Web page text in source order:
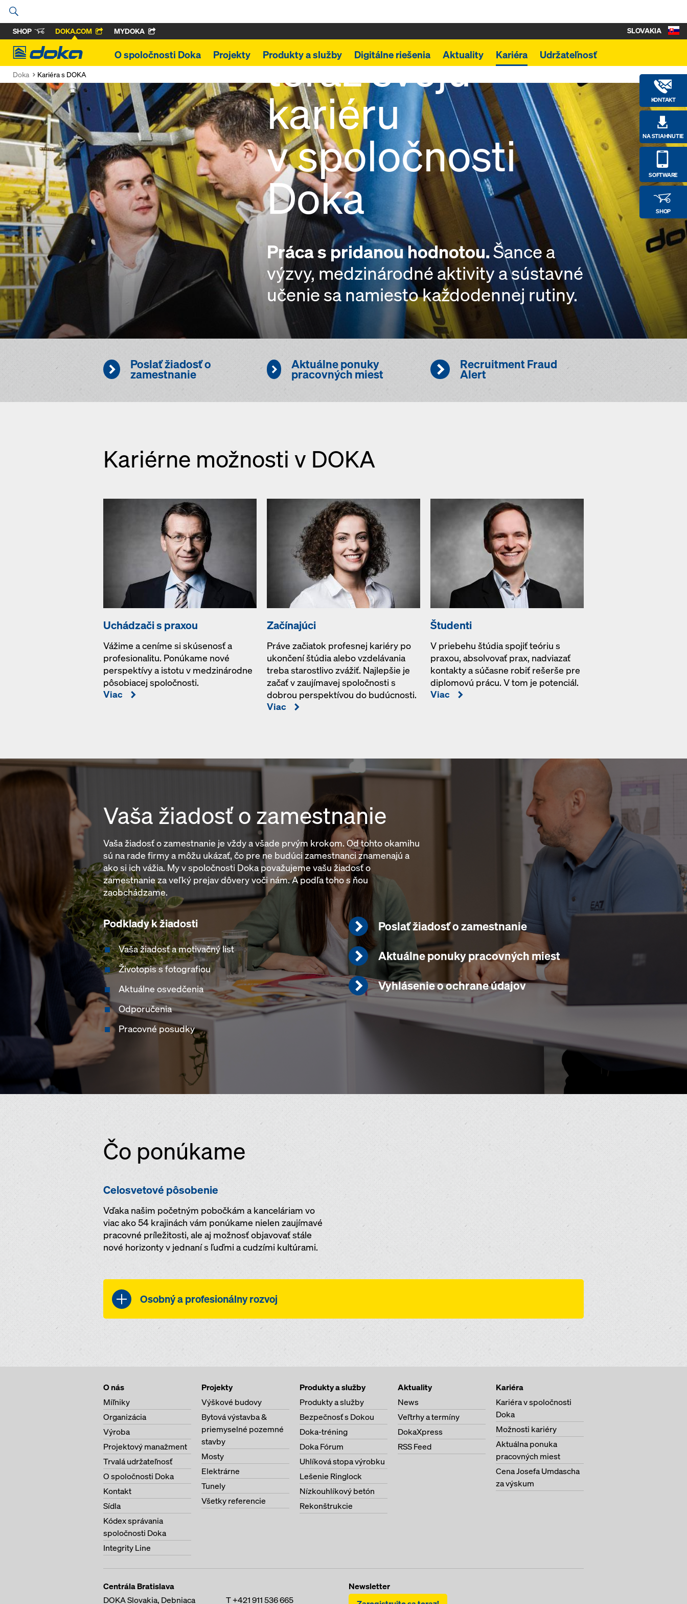
SHOP DOKA.COM MYDOKA
Doka
O spoločnosti Doka Projekty Produkty a služby Digitálne riešenia Aktuality Kariéra Udržateľnosť
KONTAKT
NA STIAHNUTIE
SOFTWARE
SHOP
SLOVAKIA
Doka Kariéra s DOKA
Odštartujte
teraz svoju
kariéru
v spoločnosti
Doka
Práca s pridanou hodnotou.Šance a
výzvy, medzinárodné aktivity a sústavné
učenie sa namiesto každodennej rutiny.
Poslať žiadosť o
zamestnanie
Aktuálne ponuky
pracovných miest
Recruitment Fraud
Alert
Kariérne možnosti v DOKA
Uchádzači s praxou
Vážime a ceníme si skúsenosť a
profesionalitu. Ponúkame nové
perspektívy a istotu v medzinárodne
pôsobiacej spoločnosti.
Viac
Začínajúci
Práve začiatok profesnej kariéry po
ukončení štúdia alebo vzdelávania
treba starostlivo zvážiť. Najlepšie je
začať v zaujímavej spoločnosti s
dobrou perspektívou do budúcnosti.
Viac
Študenti
V priebehu štúdia spojiť teóriu s
praxou, absolvovať prax, nadviazať
kontakty a súčasne robiť rešerše pre
diplomovú prácu. V tom je potenciál.
Viac
Vaša žiadosť o zamestnanie
Vaša žiadosť o zamestnanie je vždy a všade prvým krokom. Od tohto okamihu
sú na rade firmy a môžu ukázať, čo pre ne budúci zamestnanci znamenajú a
ako si ich vážia. My v spoločnosti Doka považujeme vašu žiadosť o
zamestnanie za veľký prejav dôvery voči nám. A podľa toho s ňou
zaobchádzame.
Podklady k žiadosti
Vaša žiadosť a motivačný list
Životopis s fotografiou
Aktuálne osvedčenia
Odporučenia
Pracovné posudky
Poslať žiadosť o zamestnanie
Aktuálne ponuky pracovných miest
Vyhlásenie o ochrane údajov
Čo ponúkame
Celosvetové pôsobenie
Vďaka našim početným pobočkám a kanceláriam vo
viac ako 54 krajinách vám ponúkame nielen zaujímavé
pracovné príležitosti, ale aj možnosť objavovať stále
nové horizonty v jednaní s ľuďmi a cudzími kultúrami.
Osobný a profesionálny rozvoj
Keďže sa skupina Umdasch považuje za neustále sa vzdelávajúcu organizáciu, kladieme dôraz na
vždy sprevádzané rastom schopností a znalostí - a posunom namiesto rutiny a stagnácie.
medzinárodný a udržateľný úspech v neustále sa meniacom svete práce:
Osobné zručnosti
Odborná kvalifikácia a neustále ďalšie vzdelávanie
Metódy štýlu práce a riešenia problémov
Zručnosti špecifické pre spoločnosť a danú krajinu
O nás
Míľniky
Organizácia
Výroba
Projektový manažment
Trvalá udržateľnosť
O spoločnosti Doka
Kontakt
Sídla
Kódex správania
spoločnosti Doka
Integrity Line
Projekty
Výškové budovy
Bytová výstavba &
priemyselné pozemné
stavby
Mosty
Elektrárne
Tunely
Všetky referencie
Produkty a služby
Produkty a služby
Bezpečnosť s Dokou
Doka-tréning
Doka Fórum
Uhlíková stopa výrobku
Lešenie Ringlock
Nízkouhlíkový betón
Rekonštrukcie
Aktuality
News
Veľtrhy a termíny
DokaXpress
RSS Feed
Kariéra
Kariéra v spoločnosti
Doka
Možnosti kariéry
Aktuálna ponuka
pracovných miest
Cena Josefa Umdascha
za výskum
Centrála Bratislava
DOKA Slovakia, Debniaca
T+421 911 536 665
Newsletter